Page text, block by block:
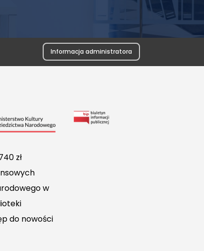
Informacja administratora
zł
w
do nowości
Link